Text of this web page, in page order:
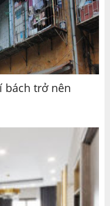
bách trở nên